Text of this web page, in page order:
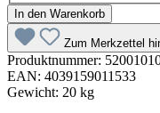
In den Warenkorb
Zum Merkzettel
Produktnummer:
EAN: 4039159011533
Gewicht: 20 kg